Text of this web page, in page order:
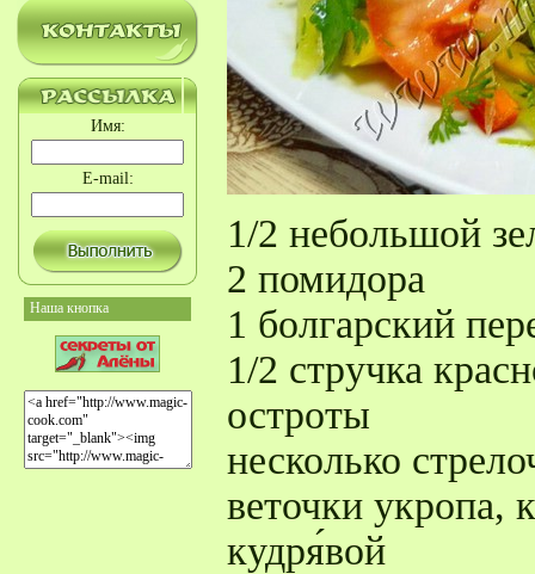
Имя:
E-mail:
Наша кнопка
1/2 небольшой
2 помидора
1 болгарский
1/2 стручка
остроты
несколько
веточки укропа,
кудря́вой